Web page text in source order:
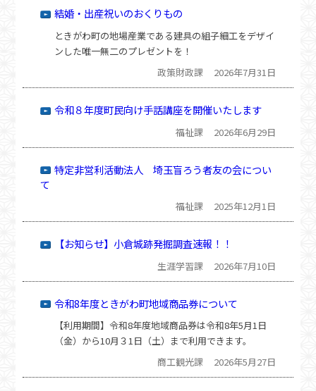
結婚・出産祝いのおくりもの
ときがわ町の地場産業である建具の組子細工をデザイ
ンした唯一無二のプレゼントを！
政策財政課
2026年7月31日
令和８年度町民向け手話講座を開催いたします
福祉課 2026年6月29日
特定非営利活動法人 埼玉盲ろう者友の会につい
て
福祉課 2025年12月1日
【お知らせ】小倉城跡発掘調査速報！！
生涯学習課 2026年7月10日
令和8年度ときがわ町地域商品券について
【利用期間】令和8年度地域商品券は令和8年5月1日
（金）から10月３1日（土）まで利用できます。
商工観光課
2026年5月27日